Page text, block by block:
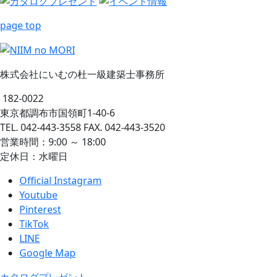
page top
株式会社にいむの杜一級建築士事務所
182-0022
東京都調布市国領町1-40-6
TEL. 042-443-3558 FAX. 042-443-3520
営業時間：9:00 ～ 18:00
定休日：水曜日
Official Instagram
Youtube
Pinterest
TikTok
LINE
Google Map